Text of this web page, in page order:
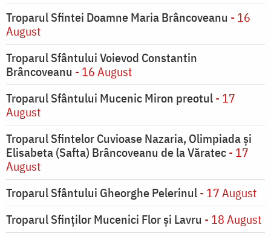
Troparul Sfintei Doamne Maria Brâncoveanu - 16
August
Troparul Sfântului Voievod Constantin
Brâncoveanu - 16 August
Troparul Sfântului Mucenic Miron preotul- 17
August
Troparul Sfintelor Cuvioase Nazaria, Olimpiada și
Elisabeta (Safta) Brâncoveanu de la Văratec- 17
August
Troparul Sfântului Gheorghe Pelerinul- 17 August
Troparul Sfinţilor Mucenici Flor şi Lavru - 18 August